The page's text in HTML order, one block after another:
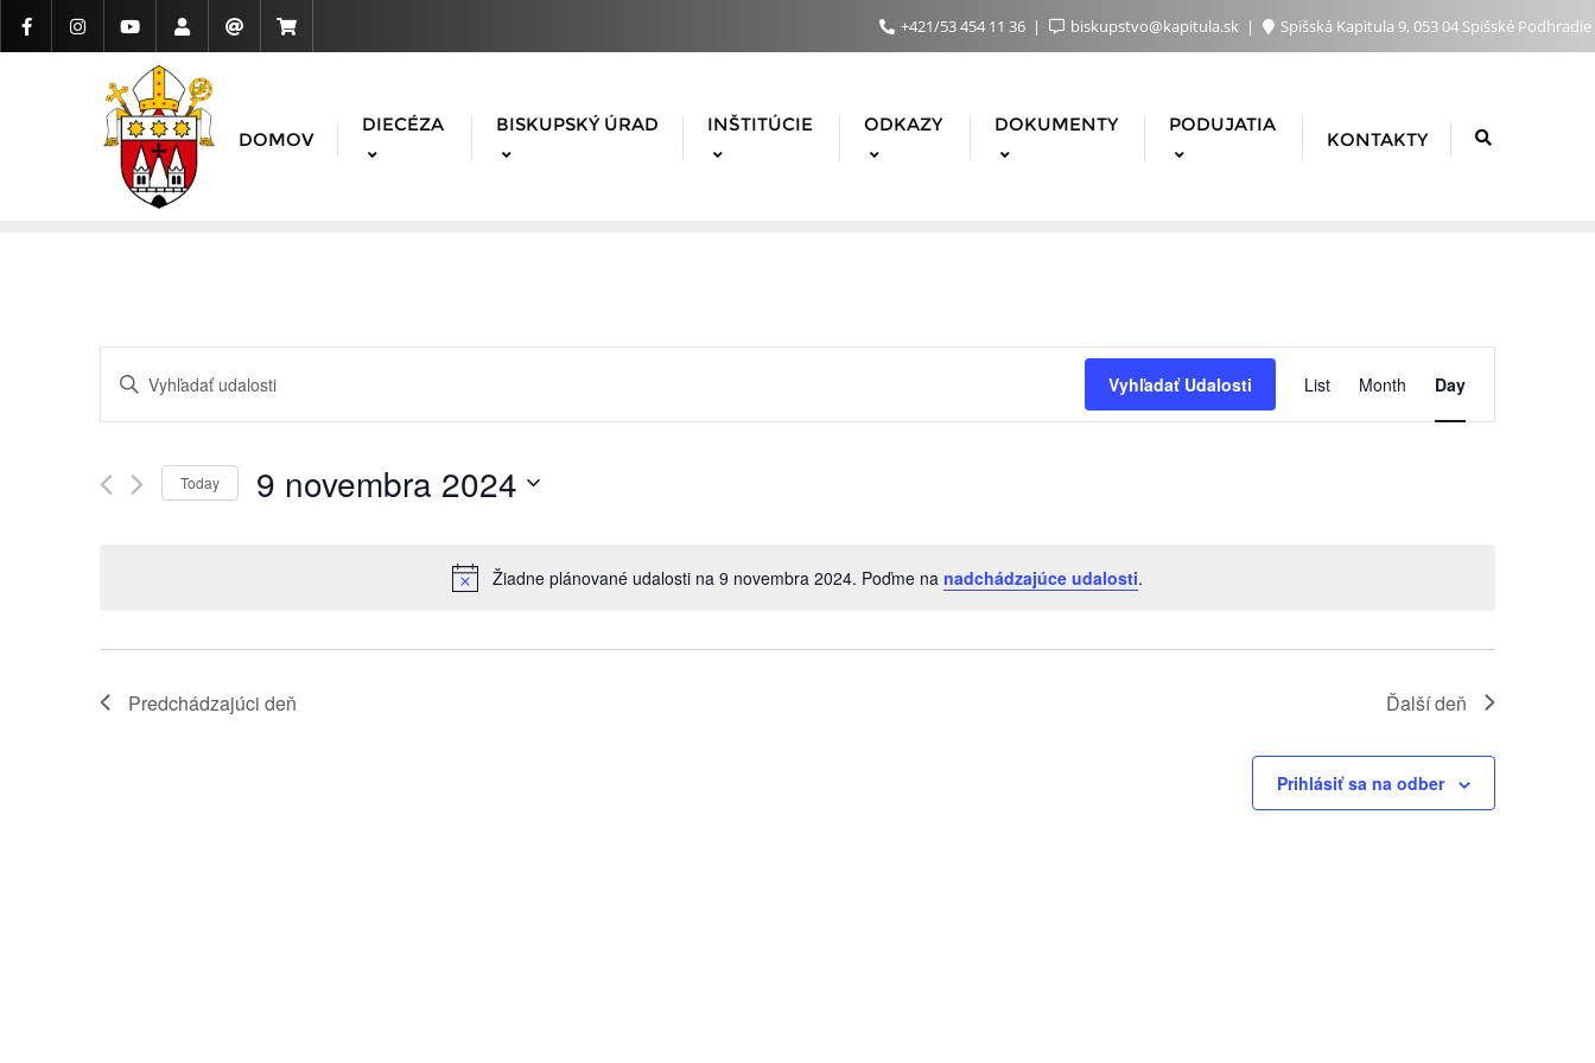
+421/53 454 11 36 biskupstvo@kapitula.sk Spišská Kapitula 9, 053 04 Spišské Podhradie
DOMOV
DIECÉZA BISKUPSKÝ ÚRAD INŠTITÚCIE ODKAZY DOKUMENTY PODUJATIA
KONTAKTY
Žiadne plánované udalosti na 9 novembra 2024. Poďme na nadchádzajúce udalosti.
Udalosti
Search
and
Views
Enter
Udalosti
Vyhľadať Udalosti
Udalosť
Navigácie
List Month Day
Today 9 novembra 2024
Predchádzajúci deň Ďalší deň
Prihlásiť sa na odber